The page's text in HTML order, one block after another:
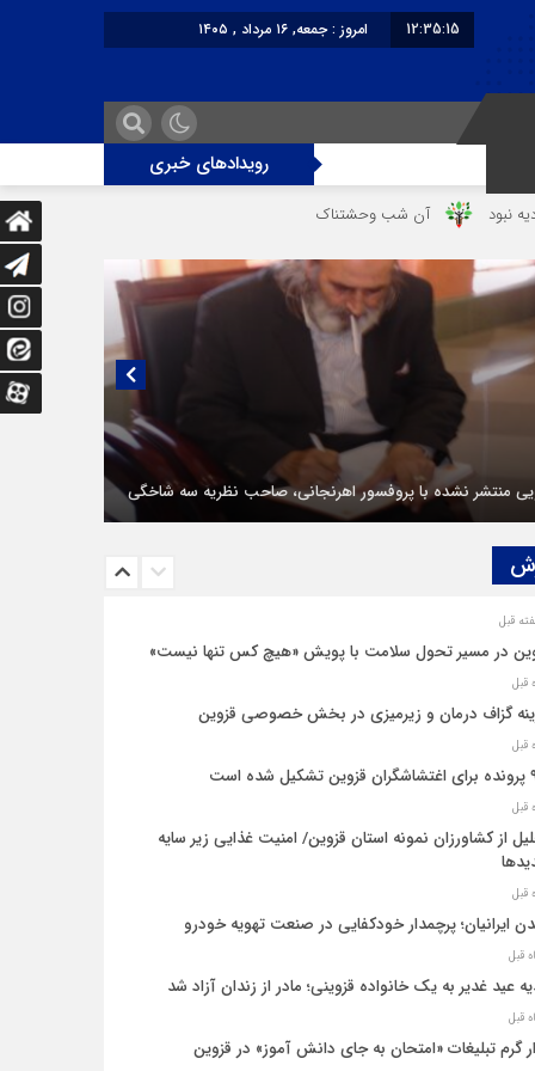
12:35:15
امروز : جمعه, ۱۶ مرداد , ۱۴۰۵
رویدادهای خبری
آن شب وحشتناک در خانه «عصمت» از دندانپزشک قاتل تا قاتل‌ شدن
منتشر نشده با پروفسور اهرنجانی، صاحب نظریه سه‌ شاخگی
در مسیر تحول سلامت با پویش «هیچ‌ کس تنها نیست»
گزاف درمان و زیرمیزی در بخش خصوصی قزوین
است
از کشاورزان نمونه استان قزوین/ امنیت غذایی زیر سایه
ایرانیان؛ پرچمدار خودکفایی در صنعت تهویه خودرو
عید غدیر به یک خانواده قزوینی؛ مادر از زندان آزاد شد
گرم تبلیغات «امتحان به جای دانش‌ آموز» در قزوین